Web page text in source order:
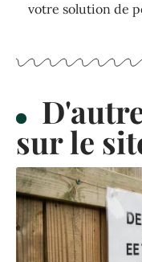
votre solution de
sur le